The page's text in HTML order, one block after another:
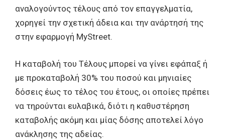
αναλογούντος τέλους από τον επαγγελματία,
χορηγεί την σχετική άδεια και την ανάρτησή της
στην εφαρμογή MyStreet.
Η καταβολή του Τέλους μπορεί να γίνει εφάπαξ ή
με προκαταβολή 30% του ποσού και μηνιαίες
δόσεις έως το τέλος του έτους, οι οποίες πρέπει
να τηρούνται ευλαβικά, διότι η καθυστέρηση
καταβολής ακόμη και μίας δόσης αποτελεί λόγο
ανάκλησης της αδείας.